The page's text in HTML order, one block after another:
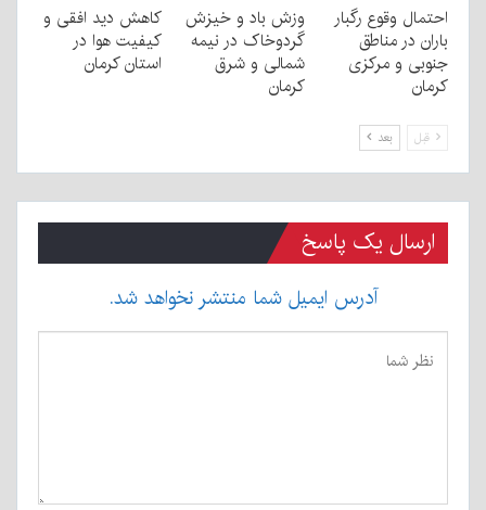
احتمال وقوع رگبار
باران در مناطق
جنوبی و مرکزی
کرمان
وزش باد و خیزش
گردوخاک در نیمه
شمالی و شرق
کرمان
کاهش دید افقی و
کیفیت هوا در
استان کرمان
قبل بعد
ارسال یک پاسخ
آدرس ایمیل شما منتشر نخواهد شد.